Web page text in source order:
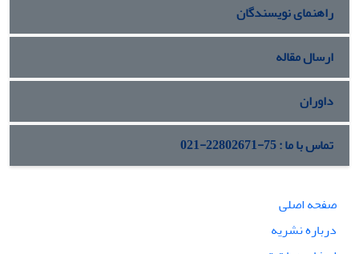
راهنمای نویسندگان
ارسال مقاله
داوران
تماس با ما : 75-22802671-021
صفحه اصلی
درباره نشریه